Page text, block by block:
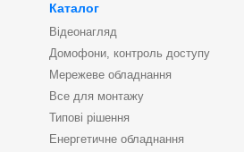
Каталог
Відеонагляд
Домофони, контроль доступу
Мережеве обладнання
Все для монтажу
Типові рішення
Енергетичне обладнання